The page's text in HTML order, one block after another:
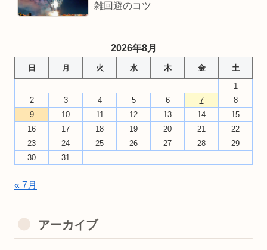
雑回避のコツ
2026年8月
日 月 火 水 木 金
土
1
2
3 4 5 6 7
8
9
10 11 12 13 14
15
16
17 18 19 20 21
22
23
24 25 26 27 28
29
30
31
« 7月
アーカイブ